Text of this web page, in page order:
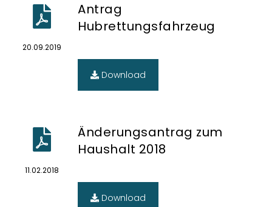
20.09.2019
Antrag
Hubrettungsfahrzeug
Download
11.02.2018
Änderungsantrag zum
Haushalt 2018
Download